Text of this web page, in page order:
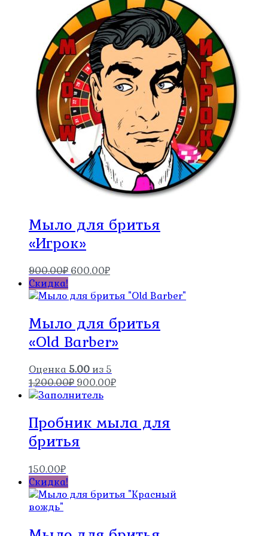
900.00₽.
Мыло для бритья
«Игрок»
900.00₽ Первоначальная
составляла
600.00₽Текущая
600.00₽.
Скидка!
Мыло для бритья
«Old Barber»
Оценка 5.00 из 5
1,200.00₽ Первоначальная
цена
1,200.00₽.
900.00₽Текущая
Пробник мыла для
бритья
150.00₽
Скидка!